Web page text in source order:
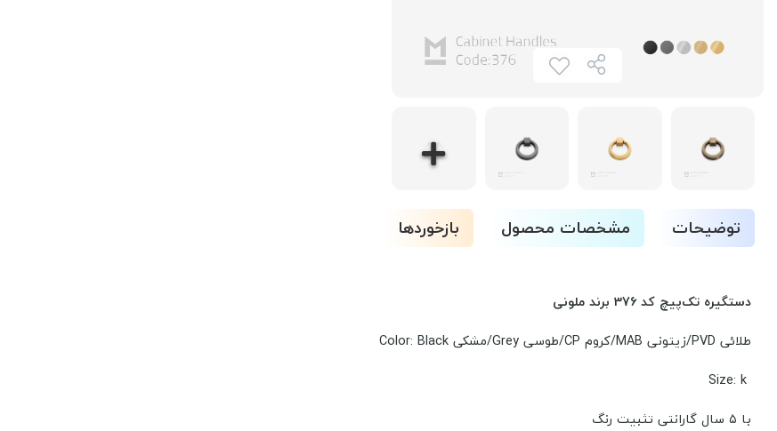
توضیحات مشخصات محصول بازخوردها
دستگیره تک‌پیچ کد 376 برند ملونی
طلائی PVD/زیتونی MAB/کروم CP/طوسی Grey/مشکی Color: Black
با ۵ سال گارانتی تثبیت رنگ